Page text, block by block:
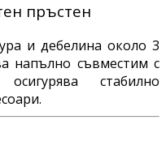
пръстен
и дебелина около 3
напълно съвместим с
стабилно